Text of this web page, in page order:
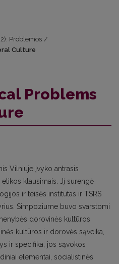
Problemos /
Culture
Problems
Vilniuje įvyko antrasis
klausimais. Jį surengė
ir teisės institutas ir TSRS
Simpoziume buvo svarstomi
dorovinės kultūros
kultūros ir dorovės sąveika,
ir specifika, jos sąvokos
elementai, socialistinės